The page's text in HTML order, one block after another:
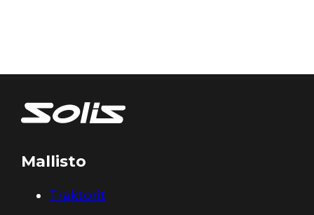
Mallisto
Traktorit